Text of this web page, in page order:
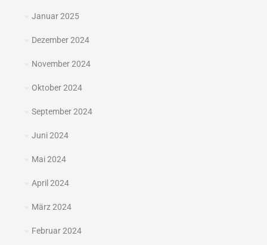
Januar 2025
Dezember 2024
November 2024
Oktober 2024
September 2024
Juni 2024
Mai 2024
April 2024
März 2024
Februar 2024